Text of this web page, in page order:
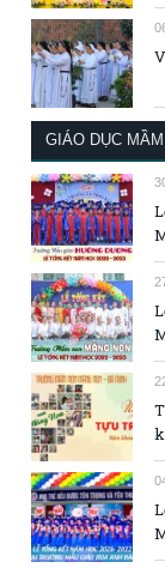
GIÁO DỤC